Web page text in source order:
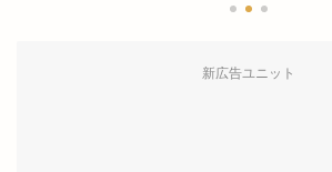
新広告ユニット